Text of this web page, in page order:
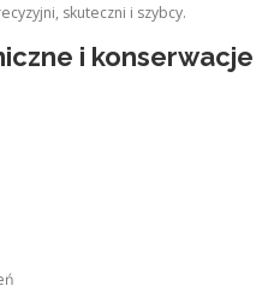
skuteczni i szybcy.
i konserwacje